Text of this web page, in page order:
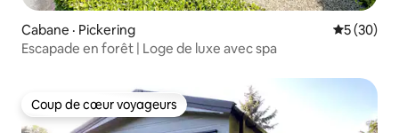
Cabane · Pickering Note
5 (30)
Escapade en forêt | Loge de luxe avec spa
Coup de cœur voyageurs
Coup de cœur voyageurs